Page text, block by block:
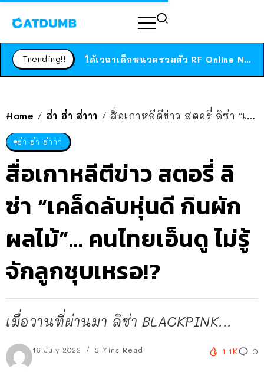
Trending!! ได้เวลาเด็กหนวดรวมตัว RF Online Next เปิดให้เล่นแล้ว เกม Sci-Fi MMORPG ระดับตำนาน เล่นได้ทั้งมือถือและ PC
Home / ฮ่า ฮ่า ฮ่าาา / สื่อเกาหลีตีข่าว สตอรี่ ลิซ่า “เคล็ดลับหุ่นดี กินผักผลไม้”… คนไทยเอ็นดู ไม่รู้จักลูกชุบเหรอ!?
ฮ่า ฮ่า ฮ่าาา
สื่อเกาหลีตีข่าว สตอรี่ ลิ
ซ่า “เคล็ดลับหุ่นดี กินผัก
ผลไม้”… คนไทยเอ็นดู ไม่รู้
จักลูกชุบเหรอ!?
เมื่อวานที่ผ่านมา ลิซ่า BLACKPINK...
16 July 2022 3 Mins Read 1.1K 0